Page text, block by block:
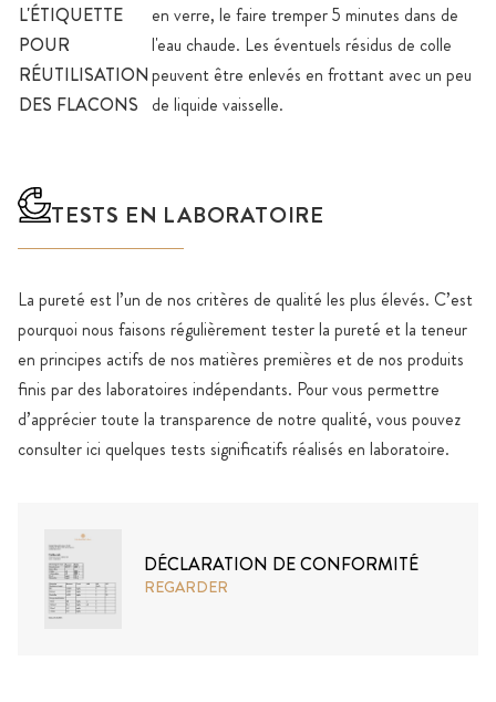
L'ÉTIQUETTE
POUR
RÉUTILISATION
DES FLACONS
en verre, le faire tremper 5 minutes dans de
l'eau chaude. Les éventuels résidus de colle
peuvent être enlevés en frottant avec un peu
de liquide vaisselle.
TESTS EN LABORATOIRE
La pureté est l’un de nos critères de qualité les plus élevés. C’est
pourquoi nous faisons régulièrement tester la pureté et la teneur
en principes actifs de nos matières premières et de nos produits
finis par des laboratoires indépendants. Pour vous permettre
d’apprécier toute la transparence de notre qualité, vous pouvez
consulter ici quelques tests significatifs réalisés en laboratoire.
DÉCLARATION DE CONFORMITÉ
REGARDER